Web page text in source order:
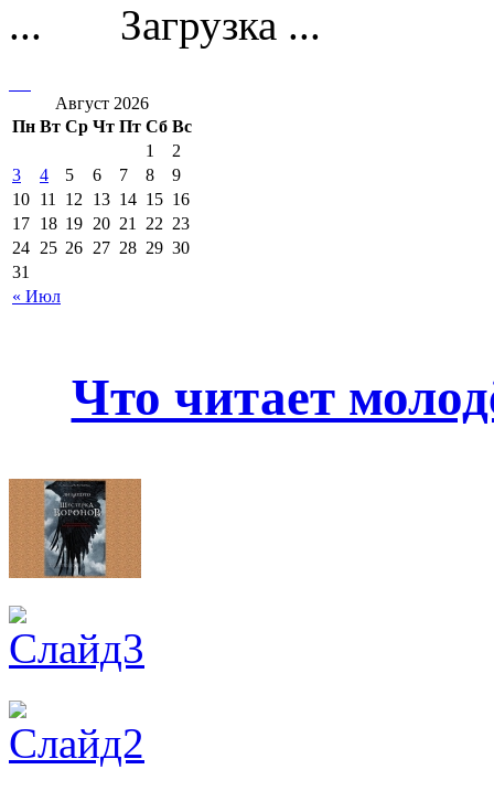
Загрузка ...
Август 2026
Пн Вт Ср Чт Пт Сб Вс
« Июл
1
2
3
4 5 6 7 8
9
10 11 12 13 14 15 16
17 18 19 20 21 22 23
24 25 26 27 28 29 30
31
Что читает